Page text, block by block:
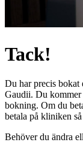
Tack!
Du har precis bokat
Gaudii. Du kommer
bokning. Om du
betala på kliniken
Behöver du ändra